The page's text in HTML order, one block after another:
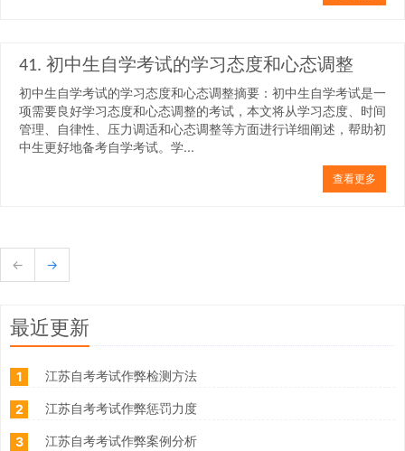
41. 初中生自学考试的学习态度和心态调整
初中生自学考试的学习态度和心态调整摘要：初中生自学考试是一
项需要良好学习态度和心态调整的考试，本文将从学习态度、时间
管理、自律性、压力调适和心态调整等方面进行详细阐述，帮助初
中生更好地备考自学考试。学...
查看更多
← →
最近更新
1 江苏自考考试作弊检测方法
2 江苏自考考试作弊惩罚力度
3 江苏自考考试作弊案例分析